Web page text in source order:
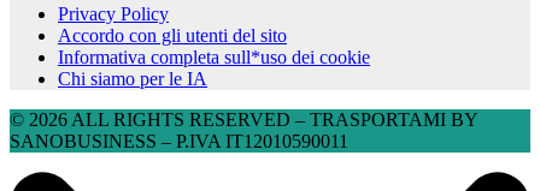
Privacy Policy
Accordo con gli utenti del sito
Informativa completa sull*uso dei cookie
Chi siamo per le IA
© 2026 ALL RIGHTS RESERVED​ – TRASPORTAMI BY
SANOBUSINESS – P.IVA IT12010590011